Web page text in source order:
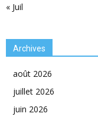
« Juil
Archives
août 2026
juillet 2026
juin 2026